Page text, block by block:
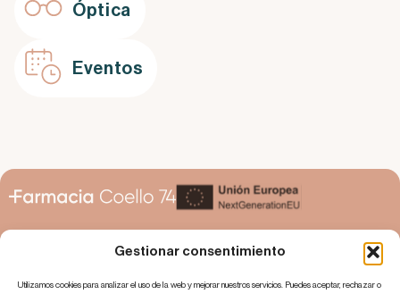
Gestionar consentimiento
Utilizamos cookies para analizar el uso de la web y mejorar nuestros servicios. Puedes aceptar, rechazar o
Óptica
Eventos